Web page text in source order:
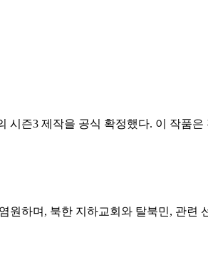
시즌3 제작을 공식 확정했다. 이 작품
하며, 북한 지하교회와 탈북민, 관련